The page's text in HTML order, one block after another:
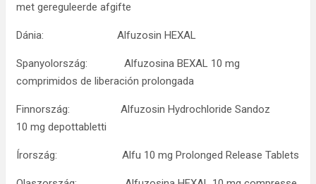
met gereguleerde afgifte
Dánia: Alfuzosin HEXAL
Spanyolország: Alfuzosina BEXAL 10 mg
comprimidos de liberación prolongada
Finnország: Alfuzosin Hydrochloride Sandoz
10 mg depottabletti
Írország: Alfu 10 mg Prolonged Release Tablets